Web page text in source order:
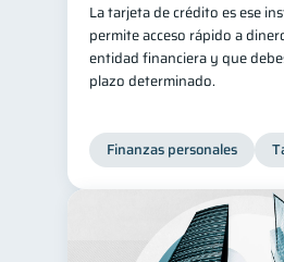
La tarjeta de crédito es ese
permite acceso rápido a
entidad financiera y que
plazo determinado.
Finanzas personales